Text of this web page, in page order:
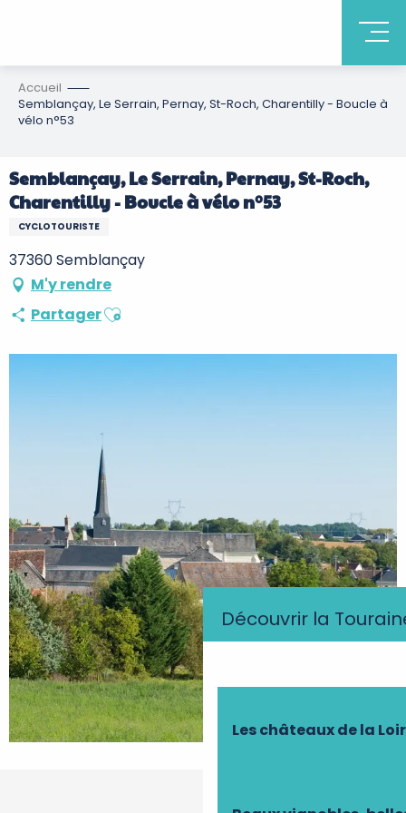
Découvrir la
Les châteaux de la
Accueil
Semblançay, Le Serrain, Pernay, St-Roch, Charentilly - Boucle à
vélo n°53
Semblançay, Le Serrain, Pernay, St-Roch,
Charentilly - Boucle à vélo n°53
CYCLOTOURISTE
37360 Semblançay
M'y rendre
PartagerAjouter aux favoris